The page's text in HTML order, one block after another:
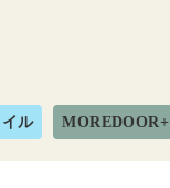
ル MOREDOOR+